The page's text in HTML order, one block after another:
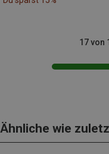
17 von
Ähnliche wie